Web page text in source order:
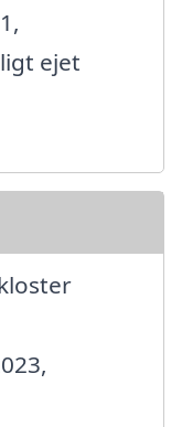
ejet